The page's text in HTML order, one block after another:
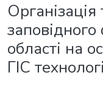
області на
ГІС